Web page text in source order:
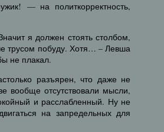
— на политкорректность,
я должен стоять столбом,
трусом побуду. Хотя… – Левша
не плакал.
разъярен, что даже не
вообще отсутствовали мысли,
и расслабленный. Ну не
на запредельных для